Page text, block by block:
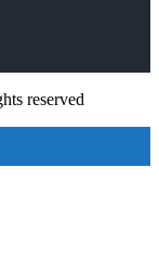
reserved